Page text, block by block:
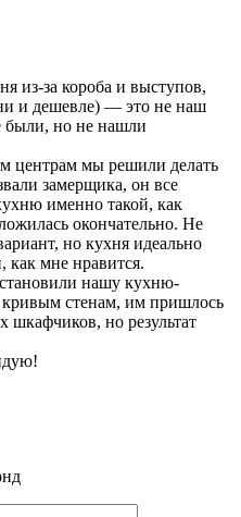
из-за короба и выступов,
и дешевле) — это не наш
были, но не нашли
центрам мы решили делать
замерщика, он все
именно такой, как
окончательно. Не
но кухня идеально
как мне нравится.
нашу кухню-
стенам, им пришлось
шкафчиков, но результат